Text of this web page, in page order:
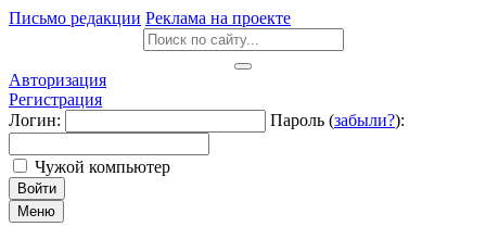
Письмо редакции Реклама на проекте
Авторизация
Регистрация
Логин:
Пароль (забыли?):
Чужой компьютер
Войти
Меню